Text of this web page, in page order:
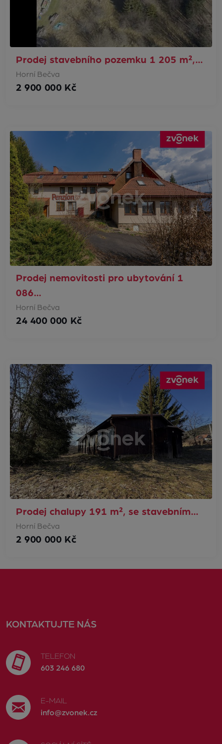
Prodej stavebního pozemku 1 205 m²,…
Horní Bečva
2 900 000 Kč
Prodej nemovitosti pro ubytování 1
086…
Horní Bečva
24 400 000 Kč
Prodej chalupy 191 m², se stavebním…
Horní Bečva
2 900 000 Kč
KONTAKTUJTE NÁS
TELEFON
603 246 680
E-MAIL
info@zvonek.cz